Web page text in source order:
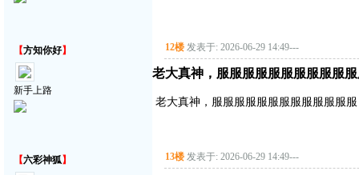
【方知你好】
新手上路
12楼 发表于: 2026-06-29 14:49---
老大真神，服服服服服服服服服服
老大真神，服服服服服服服服服服服服服
【六彩神狐】 13楼 发表于: 2026-06-29 14:49---